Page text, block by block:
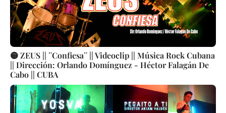
🟡 ZEUS || ¨Confiesa¨ || Videoclip || Música Rock Cubana
|| Dirección: Orlando Domínguez - Héctor Falagán De
Cabo || CUBA